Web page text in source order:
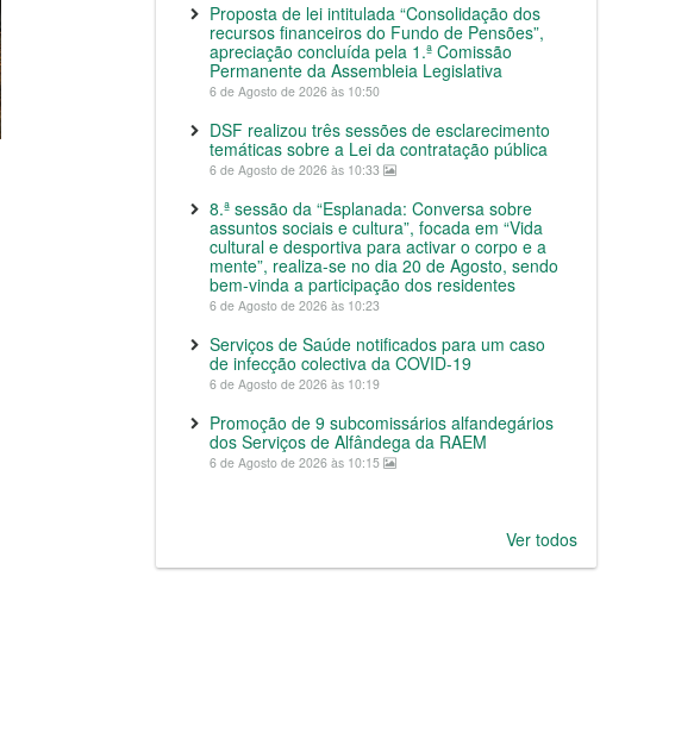
Proposta de lei intitulada “Consolidação dos
recursos financeiros do Fundo de Pensões”,
apreciação concluída pela 1.ª Comissão
Permanente da Assembleia Legislativa
6 de Agosto de 2026 às 10:50
DSF realizou três sessões de esclarecimento
temáticas sobre a Lei da contratação pública
6 de Agosto de 2026 às 10:33
8.ª sessão da “Esplanada: Conversa sobre
assuntos sociais e cultura”, focada em “Vida
cultural e desportiva para activar o corpo e a
mente”, realiza-se no dia 20 de Agosto, sendo
bem-vinda a participação dos residentes
6 de Agosto de 2026 às 10:23
Serviços de Saúde notificados para um caso
de infecção colectiva da COVID-19
6 de Agosto de 2026 às 10:19
Promoção de 9 subcomissários alfandegários
dos Serviços de Alfândega da RAEM
6 de Agosto de 2026 às 10:15
Ver todos